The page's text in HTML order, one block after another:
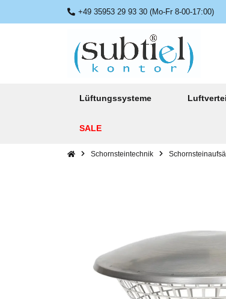
+49 35953 29 93 30 (Mo-Fr 8-00-17:00)
Lüftungssysteme
SALE
Schornsteintechnik